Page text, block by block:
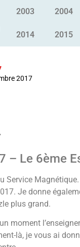
2003 2004
2014 2015
2017
– Le 6ème
Service
Je donne
plus grand.
moment
là, je vous ai